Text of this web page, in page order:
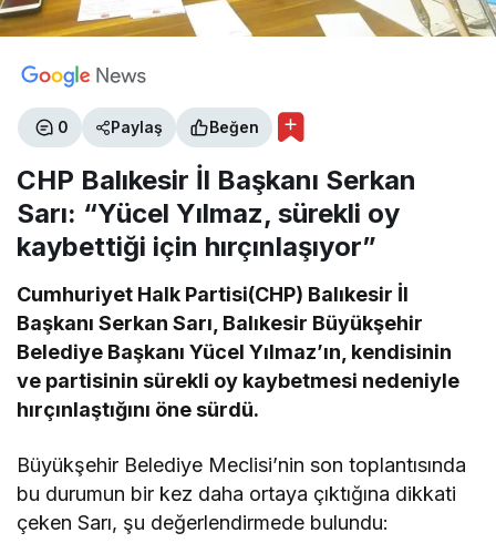
0 Paylaş Beğen
CHP Balıkesir İl Başkanı Serkan
Sarı: “Yücel Yılmaz, sürekli oy
kaybettiği için hırçınlaşıyor”
Cumhuriyet Halk Partisi(CHP) Balıkesir İl
Başkanı Serkan Sarı, Balıkesir Büyükşehir
Belediye Başkanı Yücel Yılmaz’ın, kendisinin
ve partisinin sürekli oy kaybetmesi nedeniyle
hırçınlaştığını öne sürdü.
Büyükşehir Belediye Meclisi’nin son toplantısında
bu durumun bir kez daha ortaya çıktığına dikkati
çeken Sarı, şu değerlendirmede bulundu: